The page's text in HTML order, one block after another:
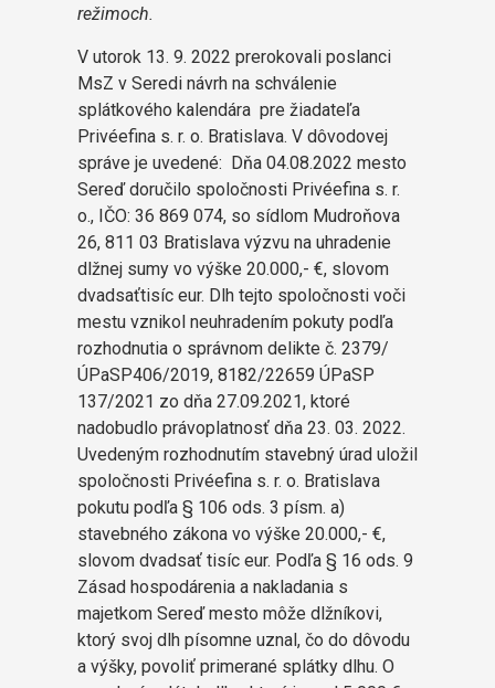
režimoch.
V utorok 13. 9. 2022 prerokovali poslanci
MsZ v Seredi návrh na schválenie
splátkového kalendára pre žiadateľa
Privéefina s. r. o. Bratislava. V dôvodovej
správe je uvedené: Dňa 04.08.2022 mesto
Sereď doručilo spoločnosti Privéefina s. r.
o., IČO: 36 869 074, so sídlom Mudroňova
26, 811 03 Bratislava výzvu na uhradenie
dlžnej sumy vo výške 20.000,- €, slovom
dvadsaťtisíc eur. Dlh tejto spoločnosti voči
mestu vznikol neuhradením pokuty podľa
rozhodnutia o správnom delikte č. 2379/
ÚPaSP406/2019, 8182/22659 ÚPaSP
137/2021 zo dňa 27.09.2021, ktoré
nadobudlo právoplatnosť dňa 23. 03. 2022.
Uvedeným rozhodnutím stavebný úrad uložil
spoločnosti Privéefina s. r. o. Bratislava
pokutu podľa § 106 ods. 3 písm. a)
stavebného zákona vo výške 20.000,- €,
slovom dvadsať tisíc eur. Podľa § 16 ods. 9
Zásad hospodárenia a nakladania s
majetkom Sereď mesto môže dlžníkovi,
ktorý svoj dlh písomne uznal, čo do dôvodu
a výšky, povoliť primerané splátky dlhu. O